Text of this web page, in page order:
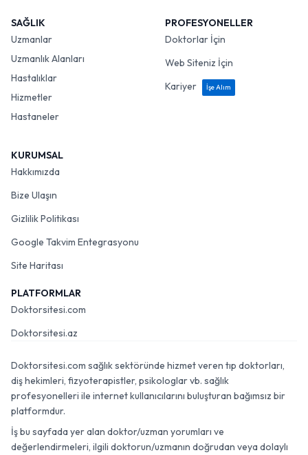
SAĞLIK
Uzmanlar
Uzmanlık Alanları
Hastalıklar
Hizmetler
Hastaneler
PROFESYONELLER
Doktorlar İçin
Web Siteniz İçin
Kariyer
İşe Alım
KURUMSAL
Hakkımızda
Bize Ulaşın
Gizlilik Politikası
Google Takvim Entegrasyonu
Site Haritası
PLATFORMLAR
Doktorsitesi.com
Doktorsitesi.az
Doktorsitesi.com sağlık sektöründe hizmet veren tıp doktorları,
diş hekimleri, fizyoterapistler, psikologlar vb. sağlık
profesyonelleri ile internet kullanıcılarını buluşturan bağımsız bir
platformdur.
İş bu sayfada yer alan doktor/uzman yorumları ve
değerlendirmeleri, ilgili doktorun/uzmanın doğrudan veya dolaylı